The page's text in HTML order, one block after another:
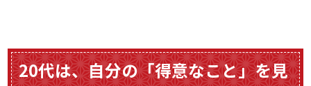
20代は、自分の「得意なこと」を見